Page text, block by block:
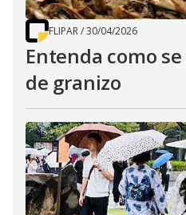
FLIPAR/30/04/2026
Entenda como
de granizo